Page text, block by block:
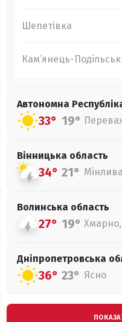
Шепетівка
Кам’янець-
Автономна
33° 19°
Вінницька область
34° 21°
Волинська область
27° 19°
Дніпропетровська
36° 23° Ясно